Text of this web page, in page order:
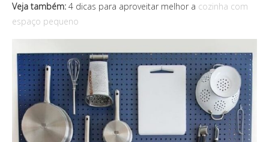
Veja também: 4 dicas para aproveitar melhor a cozinha com
espaço pequeno